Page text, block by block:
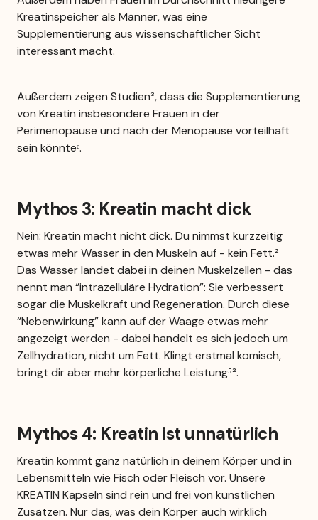
Kreatinspeicher als Männer, was eine
Supplementierung aus wissenschaftlicher Sicht
interessant macht.
Außerdem zeigen Studien³, dass die Supplementierung
von Kreatin insbesondere Frauen in der
Perimenopause und nach der Menopause vorteilhaft
sein könnteᵉ.
Mythos 3: Kreatin macht dick
Nein: Kreatin macht nicht dick. Du nimmst kurzzeitig
etwas mehr Wasser in den Muskeln auf - kein Fett.²
Das Wasser landet dabei in deinen Muskelzellen - das
nennt man “intrazelluläre Hydration”: Sie verbessert
sogar die Muskelkraft und Regeneration. Durch diese
“Nebenwirkung” kann auf der Waage etwas mehr
angezeigt werden - dabei handelt es sich jedoch um
Zellhydration, nicht um Fett. Klingt erstmal komisch,
bringt dir aber mehr körperliche Leistung⁵².
Mythos 4: Kreatin ist unnatürlich
Kreatin kommt ganz natürlich in deinem Körper und in
Lebensmitteln wie Fisch oder Fleisch vor. Unsere
KREATIN Kapseln sind rein und frei von künstlichen
Zusätzen. Nur das, was dein Körper auch wirklich